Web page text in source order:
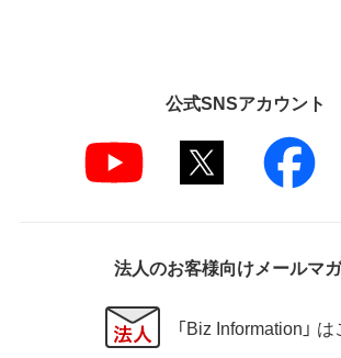
公式SNSアカウント
法人のお客様向けメールマ
「Biz Information」